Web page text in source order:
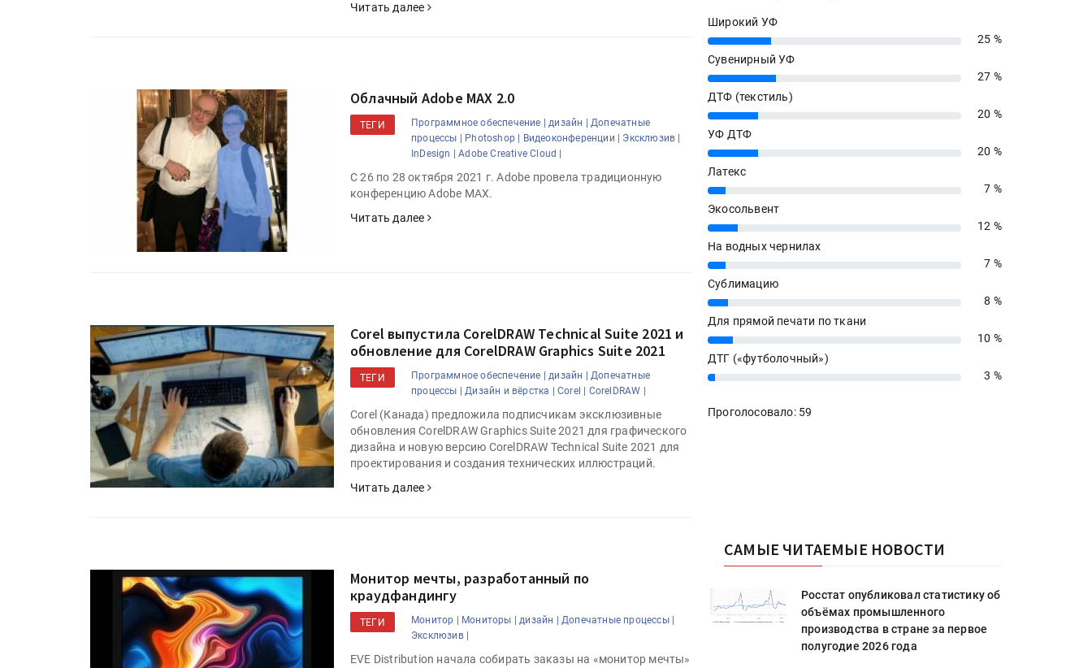
Читать далее
Облачный Adobe MAX 2.0
ТЕГИ Программное обеспечение | дизайн |
Допечатные
процессы |
Photoshop | Видеоконференции |
Эксклюзив |
InDesign |
Adobe Creative Cloud |
С 26 по 28 октября 2021 г. Adobe провела традиционную
конференцию Adobe MAX.
Читать далее
Corel выпустила CorelDRAW Technical Suite 2021 и
обновление для CorelDRAW Graphics Suite 2021
ТЕГИ Программное обеспечение | дизайн |
Допечатные
процессы |
Дизайн и вёрстка | Corel | CorelDRAW |
Corel (Канада) предложила подписчикам эксклюзивные
обновления CorelDRAW Graphics Suite 2021 для графического
дизайна и новую версию CorelDRAW Technical Suite 2021 для
проектирования и создания технических иллюстраций.
Читать далее
Монитор мечты, разработанный по
краудфандингу
ТЕГИ Монитор | Мониторы | дизайн |
Допечатные процессы |
Эксклюзив |
EVE Distribution начала собирать заказы на «монитор мечты»
Широкий УФ
25%
25 %
Сувенирный УФ
27%
27 %
ДТФ (текстиль)
20%
20 %
УФ ДТФ
20%
20 %
Латекс
7%
7 %
Экосольвент
12%
12 %
На водных чернилах
7%
7 %
Сублимацию
8%
8 %
Для прямой печати по ткани
10%
10 %
ДТГ («футболочный»)
3% 3 %
Проголосовало: 59
САМЫЕ ЧИТАЕМЫЕ НОВОСТИ
Росстат опубликовал статистику об
объёмах промышленного
производства в стране за первое
полугодие 2026 года
производства в стране за первое
Росстат опубликовал статистику об
объёмах промышленного
производства в стране за первое
полугодие 2026 года